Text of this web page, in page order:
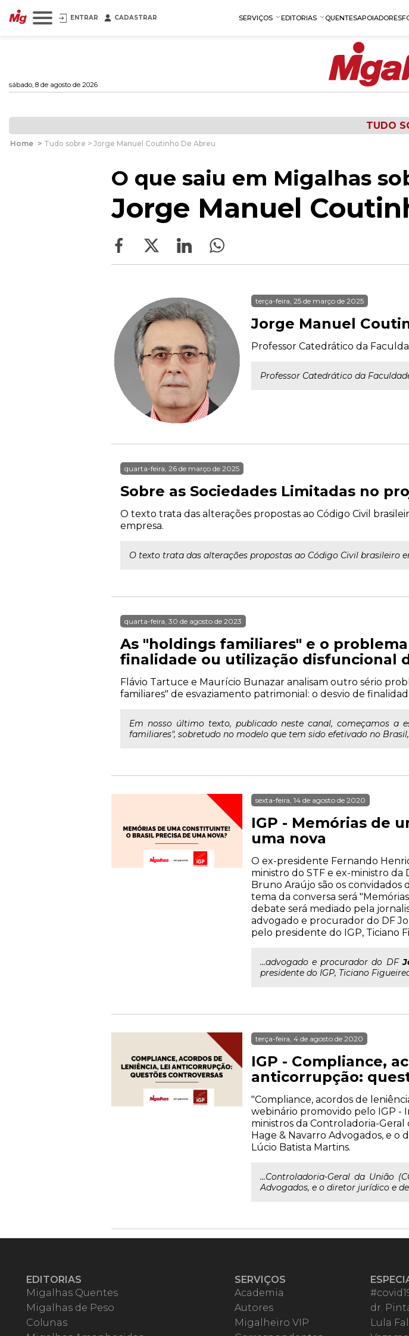
ENTRAR CADASTRAR SERVIÇOS EDITORIAS QUENTESAPOIADORES
sábado, 8 de agosto de 2026
TUDO
Home > Tudo sobre > Jorge Manuel Coutinho De Abreu
O que saiu em Migalhas
Jorge Manuel
terça-feira, 25 de março de 2025
Jorge Manuel
Professor Catedrático da
Professor Catedrático da
quarta-feira, 26 de março de 2025
Sobre as Sociedades Limitadas no
O texto trata das alterações propostas ao Código Civil
empresa.
O texto trata das alterações propostas ao Código Civil brasileiro
quarta-feira, 30 de agosto de 2023
As "holdings familiares" e o
finalidade ou utilização disfuncional
Flávio Tartuce e Maurício Bunazar analisam outro sério
familiares" de esvaziamento patrimonial: o desvio de
Em nosso último texto, publicado neste canal, começamos a
familiares", sobretudo no modelo que tem sido efetivado no
sexta-feira, 14 de agosto de 2020
IGP - Memórias de
uma nova
O ex-presidente Fernando
ministro do STF e ex-ministro da
Bruno Araújo são os convidados
tema da conversa será
debate será mediado pela
advogado e procurador do DF
pelo presidente do IGP, Ticiano
...advogado e procurador do DF
presidente do IGP, Ticiano
terça-feira, 4 de agosto de 2020
IGP - Compliance,
anticorrupção:
"Compliance, acordos de
webinário promovido pelo IGP -
ministros da Controladoria-Geral
Hage & Navarro Advogados, e
Lúcio Batista Martins.
...Controladoria-Geral da União
Advogados, e o diretor jurídico e
EDITORIAS
Migalhas Quentes
Migalhas de Peso
Colunas
SERVIÇOS
Academia
Autores
Migalheiro VIP
dr.
Lula